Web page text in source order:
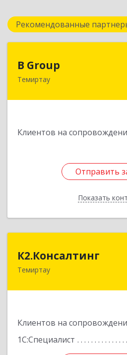
Рекомендованные
B Group
Темиртау
Клиентов на
Отправить
Показать
РК, 101404,
Отправить
Назад
К2.Консалтинг
Темиртау
Клиентов на
1С:Специалист
Республика Казахстан,